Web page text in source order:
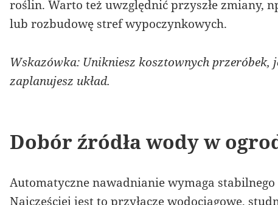
roślin. Warto też uwzględnić przyszłe zmiany,
lub rozbudowę stref wypoczynkowych.
Wskazówka: Unikniesz kosztownych przeróbek,
zaplanujesz układ.
Dobór źródła wody w
Automatyczne nawadnianie wymaga stabilnego
Najczęściej jest to przyłącze wodociągowe,